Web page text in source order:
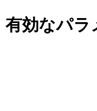
有効なパラ